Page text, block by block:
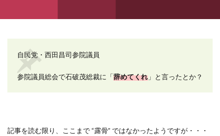
自民党・西田昌司参院議員
参院議員総会で石破茂総裁に「辞めてくれ 」と言ったとか？
記事を読む限り、ここまで “露骨” ではなかったようですが・・・